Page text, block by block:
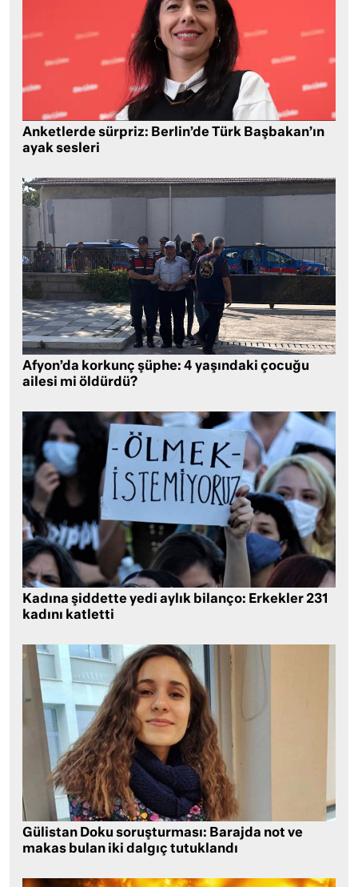
Anketlerde sürpriz: Berlin’de Türk Başbakan’ın
ayak sesleri
Afyon’da korkunç şüphe: 4 yaşındaki çocuğu
ailesi mi öldürdü?
Kadına şiddette yedi aylık bilanço: Erkekler 231
kadını katletti
Gülistan Doku soruşturması: Barajda not ve
makas bulan iki dalgıç tutuklandı